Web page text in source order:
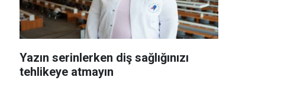
Yazın serinlerken diş sağlığınızı
tehlikeye atmayın